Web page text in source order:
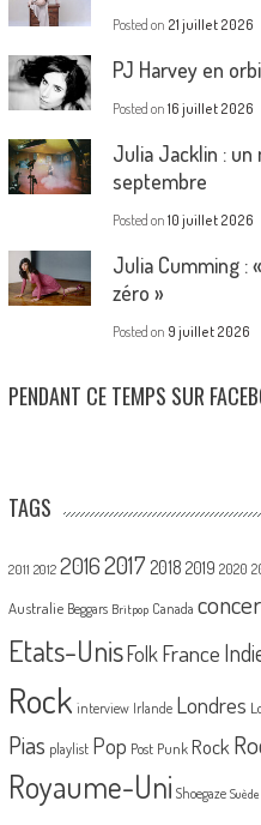
Posted on 21 juillet 2026
PJ Harvey en
Posted on 16 juillet 2026
Julia Jacklin : un
septembre
Posted on 10 juillet 2026
Julia Cumming :
zéro »
Posted on 9 juillet 2026
PENDANT CE TEMPS SUR
TAGS
2011 2012 20162017 2018 2019 2020
Australie Beggars Britpop Canada
Etats-UnisFolk France
Rock interview Irlande Londres
Pias playlist Pop Post Punk Rock
Royaume-Uni Shoegaze Suède